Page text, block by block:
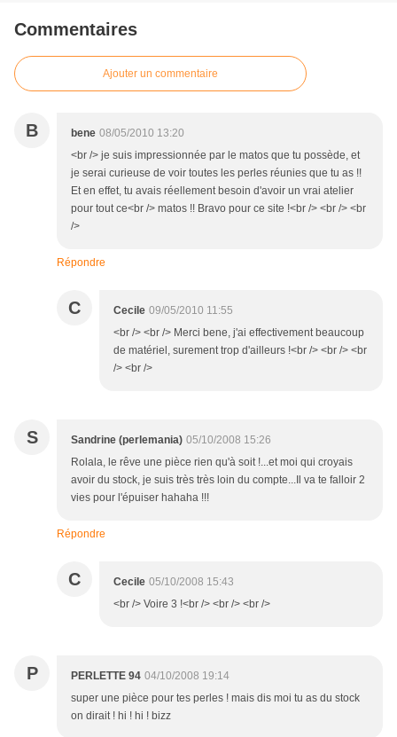
Commentaires
Ajouter un commentaire
B bene 08/05/2010 13:20
<br /> je suis impressionnée par le matos que tu possède, et
je serai curieuse de voir toutes les perles réunies que tu as !!
Et en effet, tu avais réellement besoin d'avoir un vrai atelier
pour tout ce<br /> matos !! Bravo pour ce site !<br /> <br /> <br
/>
Répondre
C Cecile 09/05/2010 11:55
<br /> <br /> Merci bene, j'ai effectivement beaucoup
de matériel, surement trop d'ailleurs !<br /> <br /> <br
/> <br />
S Sandrine (perlemania) 05/10/2008 15:26
Rolala, le rêve une pièce rien qu'à soit !...et moi qui croyais
avoir du stock, je suis très très loin du compte...Il va te falloir 2
vies pour l'épuiser hahaha !!!
Répondre
C Cecile 05/10/2008 15:43
<br /> Voire 3 !<br /> <br /> <br />
P PERLETTE 94 04/10/2008 19:14
super une pièce pour tes perles ! mais dis moi tu as du stock
on dirait ! hi ! hi ! bizz